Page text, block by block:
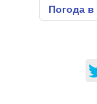
Погода в